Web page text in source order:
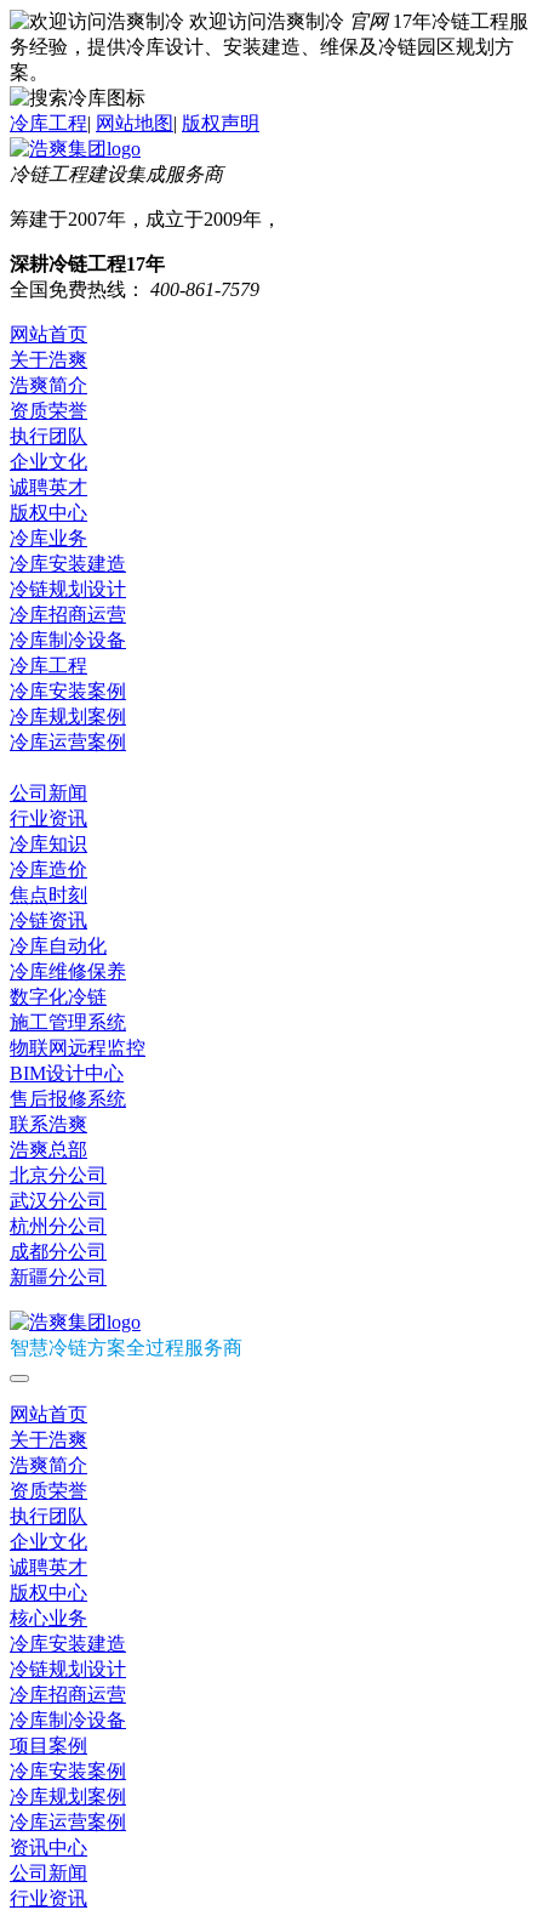
欢迎访问浩爽制冷 官网 17年冷链工程服
务经验，提供冷库设计、安装建造、维保及冷链园区规划方
案。
冷库工程| 网站地图| 版权声明
冷链工程建设集成服务商
筹建于2007年，成立于2009年，
深耕冷链工程17年
全国免费热线：
400-861-7579
网站首页
关于浩爽
浩爽简介
资质荣誉
执行团队
企业文化
诚聘英才
版权中心
冷库业务
冷库安装建造
冷链规划设计
冷库招商运营
冷库制冷设备
冷库工程
冷库安装案例
冷库规划案例
冷库运营案例
公司新闻
行业资讯
冷库知识
冷库造价
焦点时刻
冷链资讯
冷库自动化
冷库维修保养
数字化冷链
施工管理系统
物联网远程监控
BIM设计中心
售后报修系统
联系浩爽
浩爽总部
北京分公司
武汉分公司
杭州分公司
成都分公司
新疆分公司
智慧冷链方案全过程服务商
网站首页
关于浩爽
浩爽简介
资质荣誉
执行团队
企业文化
诚聘英才
版权中心
核心业务
冷库安装建造
冷链规划设计
冷库招商运营
冷库制冷设备
项目案例
冷库安装案例
冷库规划案例
冷库运营案例
资讯中心
公司新闻
行业资讯